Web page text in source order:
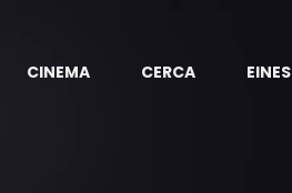
CINEMA CERCA EINES